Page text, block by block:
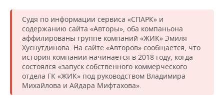
Судя по информации сервиса «СПАРК» и
содержанию сайта «Авторы», оба компаньона
аффилированы группе компаний «ЖИК» Эмиля
Хуснутдинова. На сайте «Авторов» сообщается, что
история компании начинается в 2018 году, когда
состоялся «запуск собственного коммерческого
отдела ГК «ЖИК» под руководством Владимира
Михайлова и Айдара Мифтахова».